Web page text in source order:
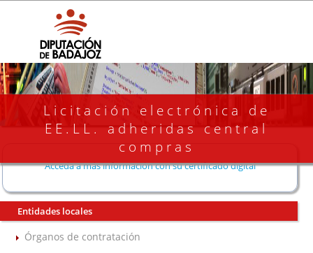
Licitación electrónica de
EE.LL. adheridas central
compras
Acceda a más información con su certificado digital
Entidades locales
Órganos de contratación